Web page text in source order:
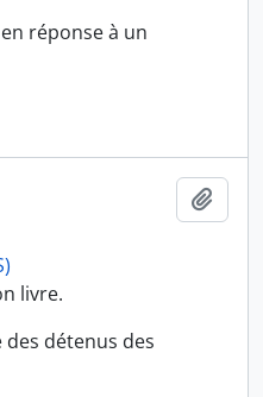
réponse à un
livre.
détenus des